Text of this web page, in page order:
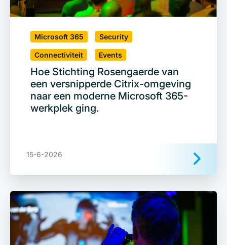
Microsoft 365 Security
Connectiviteit Events
Hoe Stichting Rosengaerde van
een versnipperde Citrix-omgeving
naar een moderne Microsoft 365-
werkplek ging.
15-6-2026